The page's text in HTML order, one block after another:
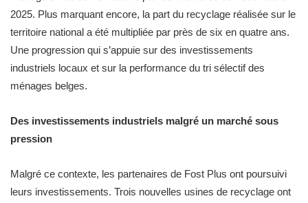
2025. Plus marquant encore, la part du recyclage réalisée sur le
territoire national a été multipliée par près de six en quatre ans.
Une progression qui s’appuie sur des investissements
industriels locaux et sur la performance du tri sélectif des
ménages belges.
Des investissements industriels malgré un marché sous
pression
Malgré ce contexte, les partenaires de Fost Plus ont poursuivi
leurs investissements. Trois nouvelles usines de recyclage ont